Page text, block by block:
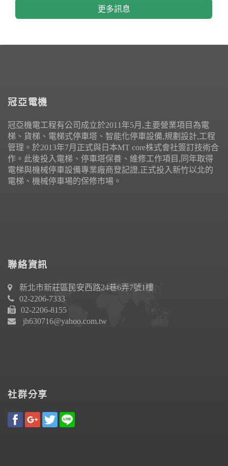
更多訊息
冠亞電機
冠亞機電工程有公司成立於2011年5月,主要營業項目為電
梯、貨梯、電梯式停車塔、智能化停車設備,規劃設計,工程
管理。於2013年7月正式與日本MT core株式會社簽訂技術合
作。此後投入電梯、停車塔保養、維修工作項目,同年取得
電梯與機械停車設備專業廠商登記證,正式投入新竹以北的
電梯、機械停車場的保修市場。
聯絡資訊
新北市新莊區民安西路24巷6弄7號1樓
02-2206-7333
02-2206-8155
jh630716@yahoo.com.tw
社群分享